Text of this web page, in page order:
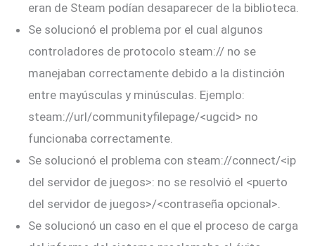
eran de Steam podían desaparecer de la biblioteca.
Se solucionó el problema por el cual algunos
controladores de protocolo steam:// no se
manejaban correctamente debido a la distinción
entre mayúsculas y minúsculas. Ejemplo:
steam://url/communityfilepage/<ugcid> no
funcionaba correctamente.
Se solucionó el problema con steam://connect/<ip
del servidor de juegos>: no se resolvió el <puerto
del servidor de juegos>/<contraseña opcional>.
Se solucionó un caso en el que el proceso de carga